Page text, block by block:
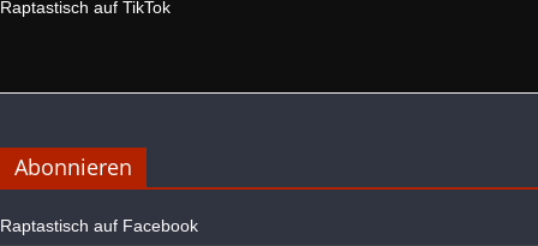
Raptastisch auf TikTok
Abonnieren
Raptastisch auf Facebook